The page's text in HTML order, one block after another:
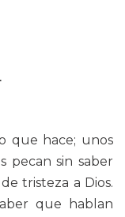
que hace; unos
pecan sin saber
tristeza a Dios.
que hablan